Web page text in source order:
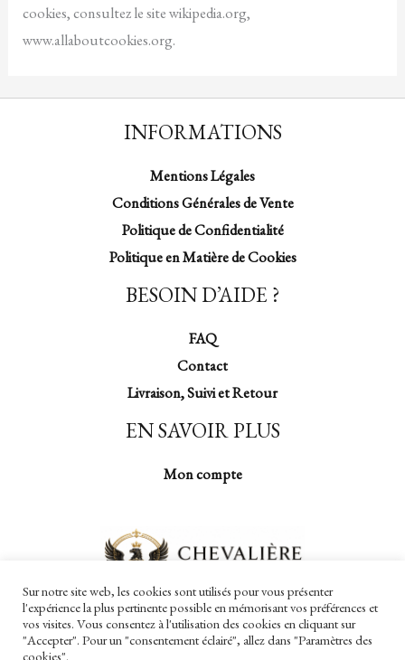
cookies, consultez le site wikipedia.org,
www.allaboutcookies.org.
INFORMATIONS
Mentions Légales
Conditions Générales de Vente
Politique de Confidentialité
Politique en Matière de Cookies
BESOIN D’AIDE ?
FAQ
Contact
Livraison, Suivi et Retour
EN SAVOIR PLUS
Mon compte
Sur notre site web, les cookies sont utilisés pour vous présenter
l'expérience la plus pertinente possible en mémorisant vos préférences et
vos visites. Vous consentez à l'utilisation des cookies en cliquant sur
"Accepter". Pour un "consentement éclairé", allez dans "Paramètres des
cookies".